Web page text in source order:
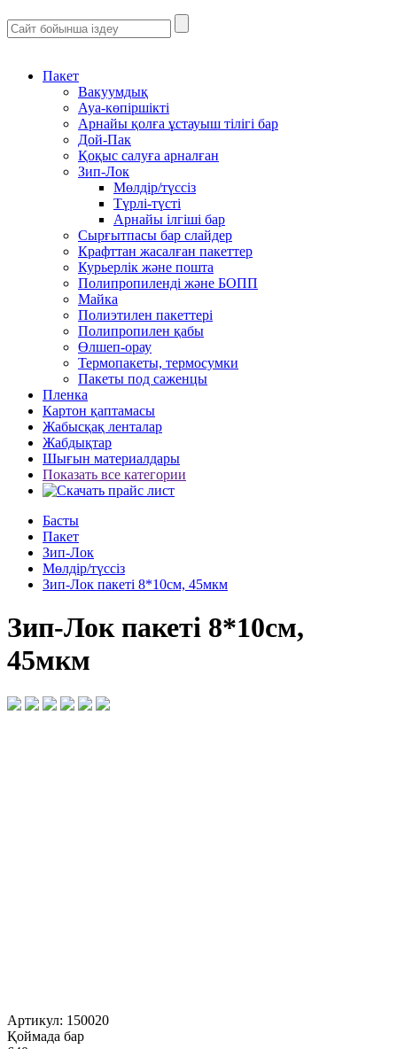
Пакет
Вакуумдық
Ауа-көпіршікті
Арнайы қолға ұстауыш тілігі бар
Дой-Пак
Қоқыс салуға арналған
Зип-Лок
Мөлдір/түссіз
Түрлі-түсті
Арнайы ілгіші бар
Сырғытпасы бар слайдер
Крафттан жасалған пакеттер
Курьерлік және пошта
Полипропиленді және БОПП
Майка
Полиэтилен пакеттері
Полипропилен қабы
Өлшеп-орау
Термопакеты, термосумки
Пакеты под саженцы
Пленка
Картон қаптамасы
Жабысқақ ленталар
Жабдықтар
Шығын материалдары
Показать все категории
Басты
Пакет
Зип-Лок
Мөлдір/түссіз
Зип-Лок пакеті 8*10см, 45мкм
Зип-Лок пакеті 8*10см,
45мкм
Артикул: 150020
Қоймада бар